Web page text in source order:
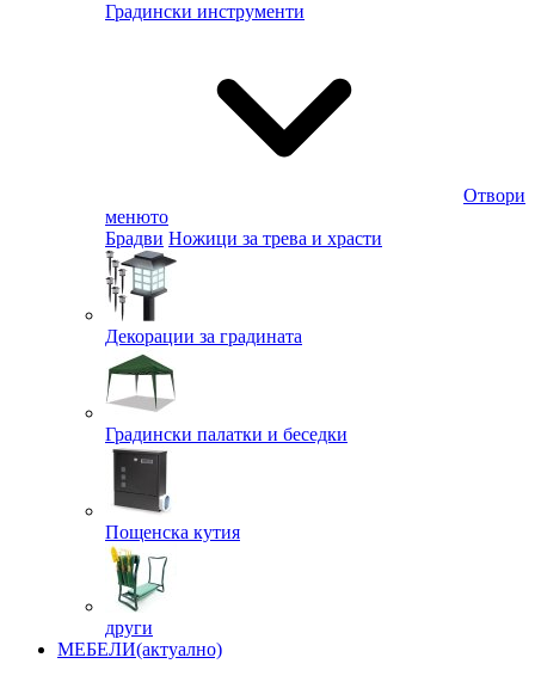
Градински инструменти
Отвори
менюто
Брадви Ножици за трева и храсти
Декорации за градината
Градински палатки и беседки
Пощенска кутия
други
МЕБЕЛИ(актуално)